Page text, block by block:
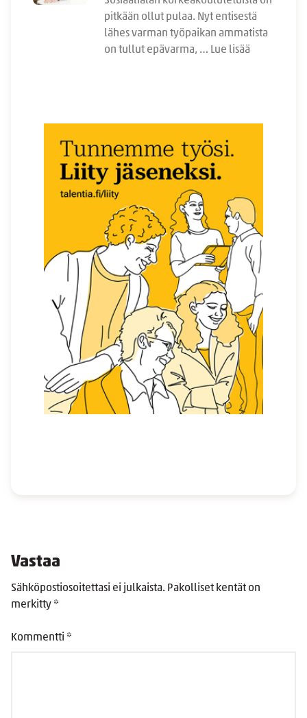
pitkään ollut pulaa. Nyt entisestä
lähes varman työpaikan ammatista
on tullut epävarma, … Lue lisää
Vastaa
Sähköpostiosoitettasi ei julkaista. Pakolliset kentät on
merkitty *
Kommentti *